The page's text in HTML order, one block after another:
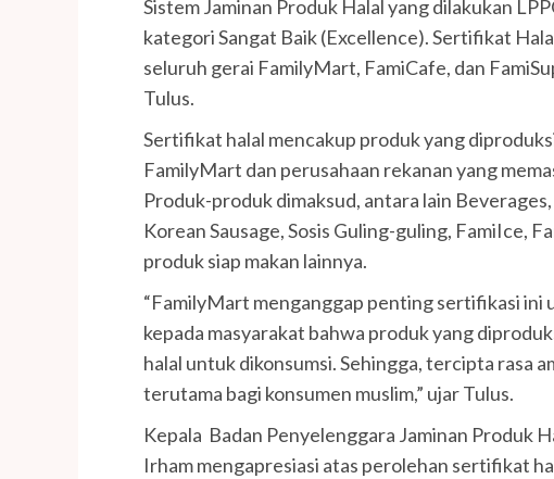
Sistem Jaminan Produk Halal yang dilakukan
kategori Sangat Baik (Excellence). Sertifikat
seluruh gerai FamilyMart, FamiCafe, dan
Tulus.
Sertifikat halal mencakup produk yang
FamilyMart dan perusahaan rekanan yang
Produk-produk dimaksud, antara lain Beverages,
Korean Sausage, Sosis Guling-guling, FamiIce,
produk siap makan lainnya.
“FamilyMart menganggap penting sertifikasi ini
kepada masyarakat bahwa produk yang
halal untuk dikonsumsi. Sehingga, tercipta rasa
terutama bagi konsumen muslim,” ujar Tulus.
Kepala Badan Penyelenggara Jaminan Produk
Irham mengapresiasi atas perolehan sertifikat